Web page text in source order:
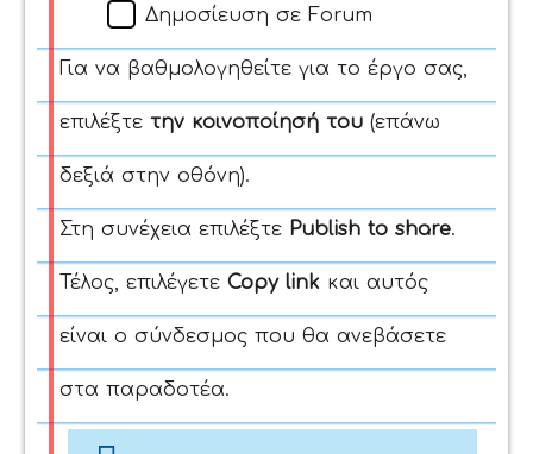
Δημοσίευση σε Forum
Για να βαθμολογηθείτε για το έργο σας,
επιλέξτε την κοινοποίησή του (επάνω
δεξιά στην οθόνη).
Στη συνέχεια επιλέξτε Publish to share.
Τέλος, επιλέγετε Copy link και αυτός
είναι ο σύνδεσμος που θα ανεβάσετε
στα παραδοτέα.